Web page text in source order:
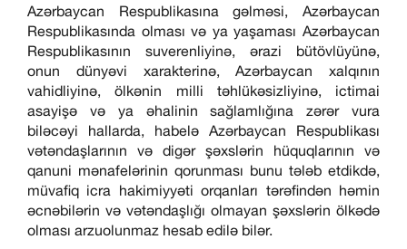
Azərbaycan Respublikasına gəlməsi, Azərbaycan
Respublikasında olması və ya yaşaması Azərbaycan
Respublikasının suverenliyinə, ərazi bütövlüyünə,
onun dünyəvi xarakterinə, Azərbaycan xalqının
vahidliyinə, ölkənin milli təhlükəsizliyinə, ictimai
asayişə və ya əhalinin sağlamlığına zərər vura
biləcəyi hallarda, habelə Azərbaycan Respublikası
vətəndaşlarının və digər şəxslərin hüquqlarının və
qanuni mənafelərinin qorunması bunu tələb etdikdə,
müvafiq icra hakimiyyəti orqanları tərəfindən həmin
əcnəbilərin və vətəndaşlığı olmayan şəxslərin ölkədə
olması arzuolunmaz hesab edilə bilər.